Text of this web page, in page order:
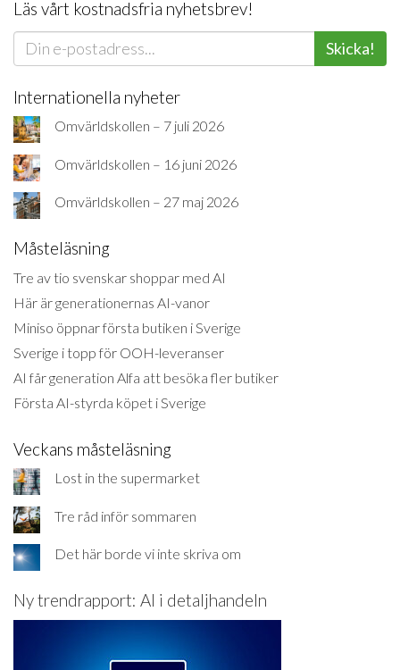
Läs vårt kostnadsfria nyhetsbrev!
Skicka!
Internationella nyheter
Omvärldskollen – 7 juli 2026
Omvärldskollen – 16 juni 2026
Omvärldskollen – 27 maj 2026
Måsteläsning
Tre av tio svenskar shoppar med AI
Här är generationernas AI-vanor
Miniso öppnar första butiken i Sverige
Sverige i topp för OOH-leveranser
AI får generation Alfa att besöka fler butiker
Första AI-styrda köpet i Sverige
Veckans måsteläsning
Lost in the supermarket
Tre råd inför sommaren
Det här borde vi inte skriva om
Ny trendrapport: AI i detaljhandeln